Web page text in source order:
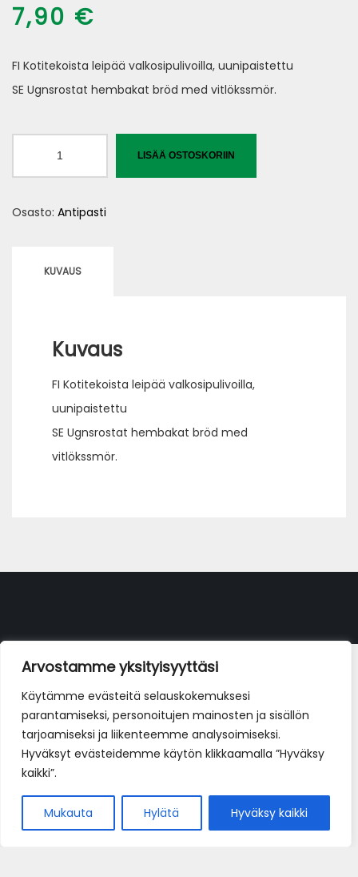
Arvostamme yksityisyyttäsi
Käytämme evästeitä selauskokemuksesi
parantamiseksi, personoitujen mainosten ja sisällön
tarjoamiseksi ja liikenteemme analysoimiseksi.
Hyväksyt evästeidemme käytön klikkaamalla ”Hyväksy
kaikki”.
Mukauta Hylätä Hyväksy kaikki
7,90 €
FI Kotitekoista leipää valkosipulivoilla, uunipaistettu
SE Ugnsrostat hembakat bröd med vitlökssmör.
(L)
LISÄÄ OSTOSKORIIN
Osasto: Antipasti
KUVAUS
Kuvaus
FI Kotitekoista leipää valkosipulivoilla,
uunipaistettu
SE Ugnsrostat hembakat bröd med
vitlökssmör.